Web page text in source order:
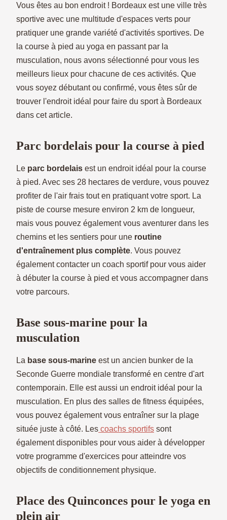
Vous êtes au bon endroit ! Bordeaux est une ville très
sportive avec une multitude d'espaces verts pour
pratiquer une grande variété d'activités sportives. De
la course à pied au yoga en passant par la
musculation, nous avons sélectionné pour vous les
meilleurs lieux pour chacune de ces activités. Que
vous soyez débutant ou confirmé, vous êtes sûr de
trouver l'endroit idéal pour faire du sport à Bordeaux
dans cet article.
Parc bordelais pour la course à pied
Le parc bordelais est un endroit idéal pour la course
à pied. Avec ses 28 hectares de verdure, vous pouvez
profiter de l'air frais tout en pratiquant votre sport. La
piste de course mesure environ 2 km de longueur,
mais vous pouvez également vous aventurer dans les
chemins et les sentiers pour une routine
d'entraînement plus complète. Vous pouvez
également contacter un coach sportif pour vous aider
à débuter la course à pied et vous accompagner dans
votre parcours.
Base sous-marine pour la
musculation
La base sous-marine est un ancien bunker de la
Seconde Guerre mondiale transformé en centre d'art
contemporain. Elle est aussi un endroit idéal pour la
musculation. En plus des salles de fitness équipées,
vous pouvez également vous entraîner sur la plage
située juste à côté. Les coachs sportifs sont
également disponibles pour vous aider à développer
votre programme d'exercices pour atteindre vos
objectifs de conditionnement physique.
Place des Quinconces pour le yoga en
plein air